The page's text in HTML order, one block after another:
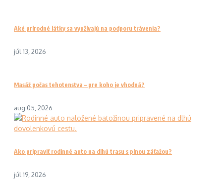
Aké prírodné látky sa využívajú na podporu trávenia?
júl 13, 2026
Masáž počas tehotenstva – pre koho je vhodná?
aug 05, 2026
Ako pripraviť rodinné auto na dlhú trasu s plnou záťažou?
júl 19, 2026